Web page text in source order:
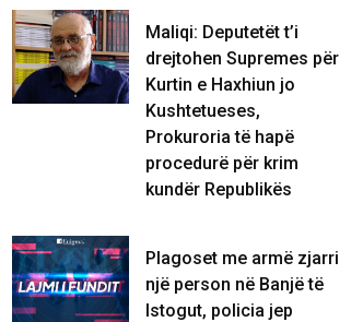
Maliqi: Deputetët t’i
drejtohen Supremes për
Kurtin e Haxhiun jo
Kushtetueses,
Prokuroria të hapë
procedurë për krim
kundër Republikës
Plagoset me armë zjarri
një person në Banjë të
Istogut, policia jep